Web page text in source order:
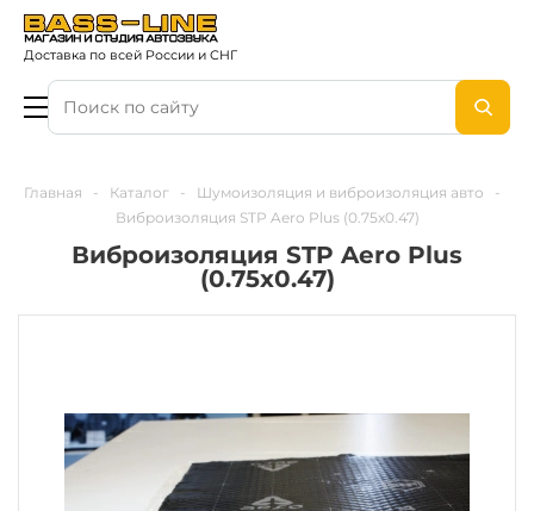
Доставка по всей России и СНГ
Главная - Каталог - Шумоизоляция и виброизоляция авто
-
Виброизоляция STP Aero Plus (0.75x0.47)
Виброизоляция STP Aero Plus
(0.75x0.47)